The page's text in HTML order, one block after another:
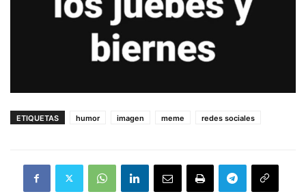
ETIQUETAS humor imagen meme redes sociales